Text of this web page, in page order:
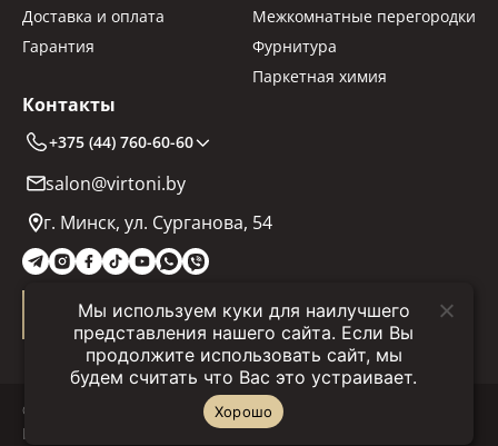
Доставка и оплата
Гарантия
Межкомнатные перегородки
Фурнитура
Паркетная химия
Контакты
+375 (44) 760-60-60
salon@virtoni.by
г. Минск, ул. Сурганова, 54
Заказать звонок
© 2025 "Virtoni.by" Все права защищены.
Политика конфиденциальности
Мы используем куки для наилучшего
представления нашего сайта. Если Вы
продолжите использовать сайт, мы
будем считать что Вас это устраивает.
Хорошо